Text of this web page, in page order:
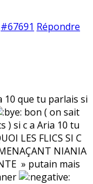
#67691 Répondre
10 que tu parlais si
bon ( on sait
) si c a Aria 10 tu
LES FLICS SI C
NIANIA
» putain mais